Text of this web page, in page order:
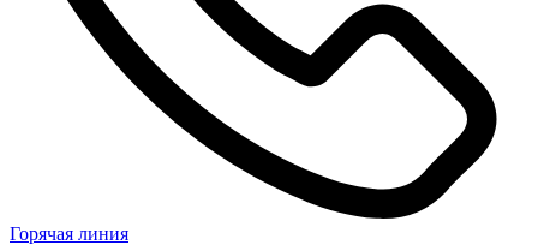
Горячая линия